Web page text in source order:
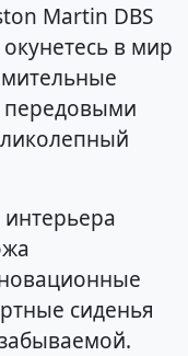
Martin DBS
в мир
передовыми
сиденья